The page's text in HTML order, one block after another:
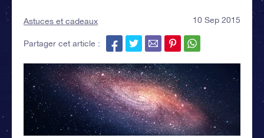
Astuces et cadeaux 10 Sep 2015
Partager cet article :